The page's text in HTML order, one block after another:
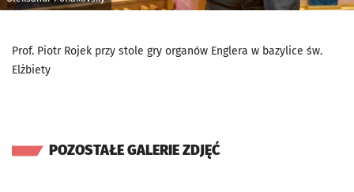
Prof. Piotr Rojek przy stole gry organów Englera w bazylice św.
Elżbiety
POZOSTAŁE GALERIE ZDJĘĆ